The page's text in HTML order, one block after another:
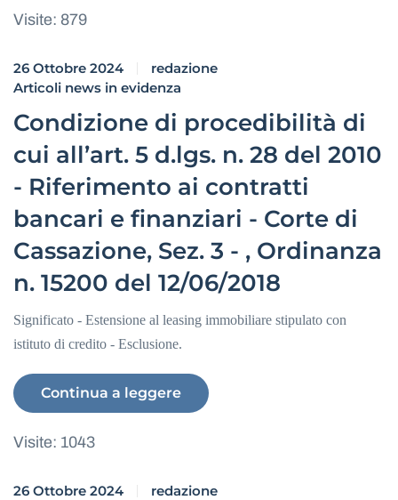
Visite: 879
26 Ottobre 2024
redazione
Articoli news in evidenza
Condizione di procedibilità di
cui all’art. 5 d.lgs. n. 28 del 2010
- Riferimento ai contratti
bancari e finanziari - Corte di
Cassazione, Sez. 3 - , Ordinanza
n. 15200 del 12/06/2018
Significato - Estensione al leasing immobiliare stipulato con
istituto di credito - Esclusione.
Continua a leggere
Visite: 1043
26 Ottobre 2024
redazione